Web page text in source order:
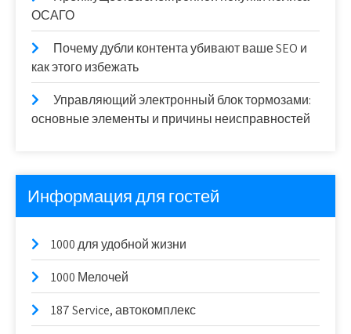
ОСАГО
Почему дубли контента убивают ваше SEO и
как этого избежать
Управляющий электронный блок тормозами:
основные элементы и причины неисправностей
Информация для гостей
1000 для удобной жизни
1000 Мелочей
187 Service, автокомплекс